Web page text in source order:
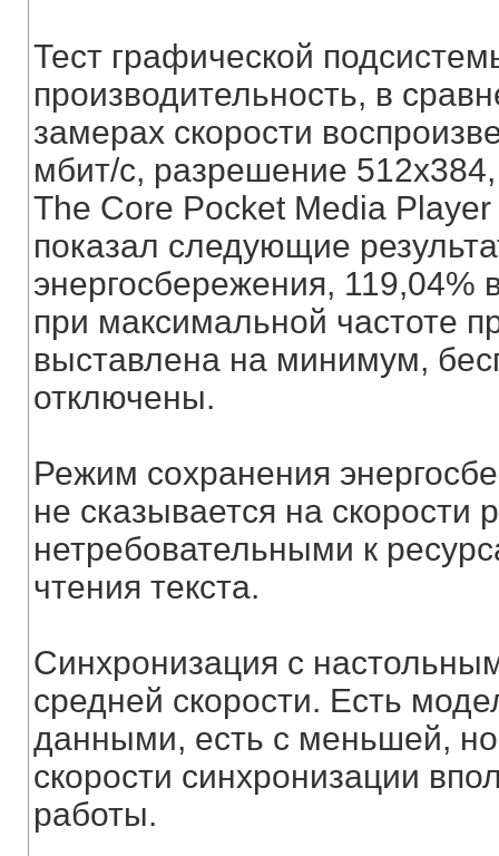
Тест графической
производительность, в
замерах скорости
мбит/с, разрешение
The Core Pocket Media
показал следующие
энергосбережения,
при максимальной частоте
выставлена на минимум,
отключены.
Режим сохранения
не сказывается на
нетребовательными к
чтения текста.
Синхронизация с
средней скорости. Есть
данными, есть с меньшей,
скорости синхронизации
работы.